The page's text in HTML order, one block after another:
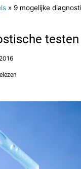
» 9 mogelijke